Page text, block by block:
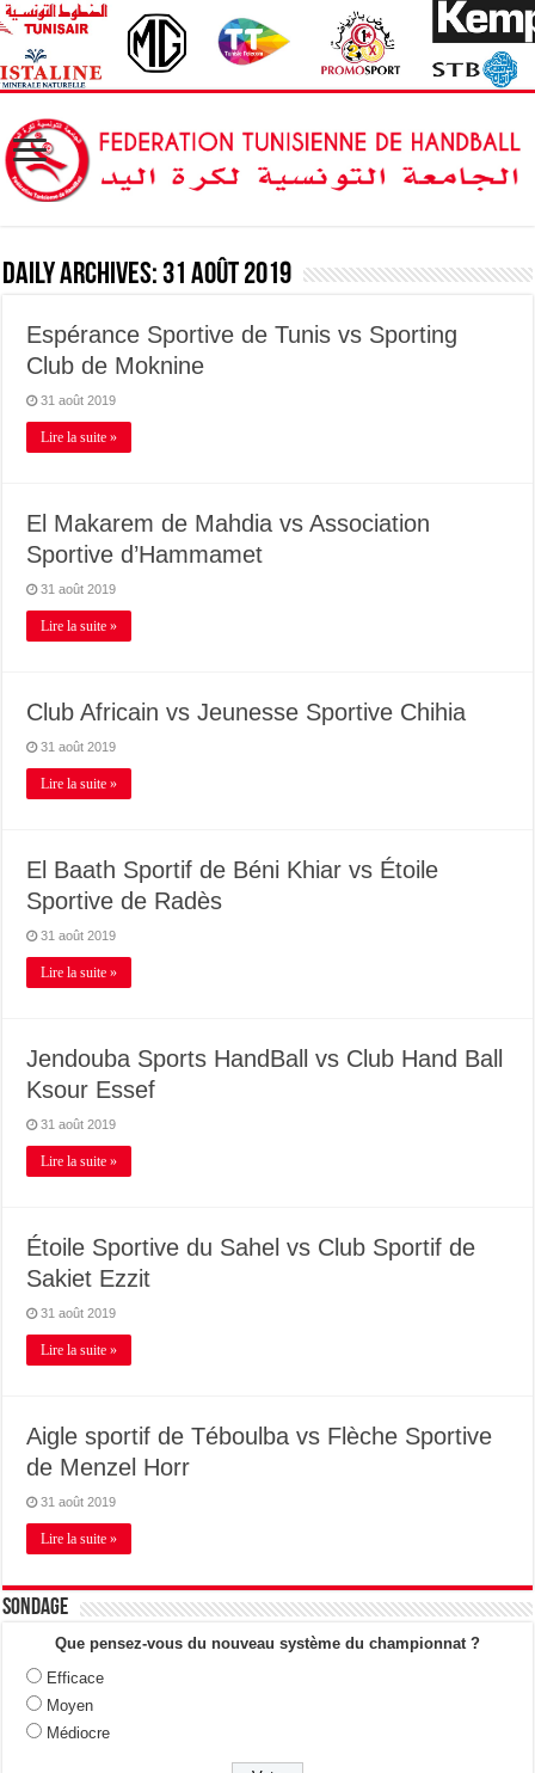
Daily Archives:31 août 2019
Espérance Sportive de Tunis vs Sporting
Club de Moknine
31 août 2019
Lire la suite »
El Makarem de Mahdia vs Association
Sportive d’Hammamet
31 août 2019
Lire la suite »
Club Africain vs Jeunesse Sportive Chihia
31 août 2019
Lire la suite »
El Baath Sportif de Béni Khiar vs Étoile
Sportive de Radès
31 août 2019
Lire la suite »
Jendouba Sports HandBall vs Club Hand Ball
Ksour Essef
31 août 2019
Lire la suite »
Étoile Sportive du Sahel vs Club Sportif de
Sakiet Ezzit
31 août 2019
Lire la suite »
Aigle sportif de Téboulba vs Flèche Sportive
de Menzel Horr
31 août 2019
Lire la suite »
Sondage
Que pensez-vous du nouveau système du championnat ?
Efficace
Moyen
Médiocre